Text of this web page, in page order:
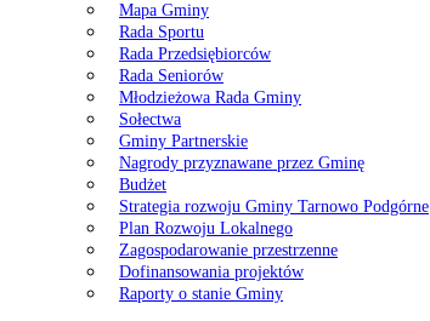
Mapa Gminy
Rada Sportu
Rada Przedsiębiorców
Rada Seniorów
Młodzieżowa Rada Gminy
Sołectwa
Gminy Partnerskie
Nagrody przyznawane przez Gminę
Budżet
Strategia rozwoju Gminy Tarnowo Podgórne
Plan Rozwoju Lokalnego
Zagospodarowanie przestrzenne
Dofinansowania projektów
Raporty o stanie Gminy